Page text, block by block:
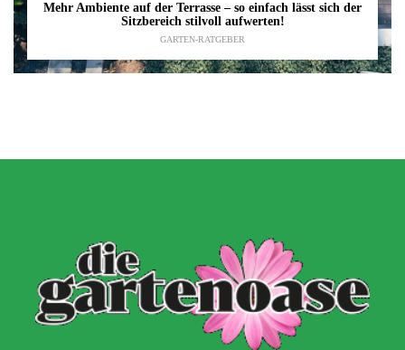
Mehr Ambiente auf der Terrasse – so einfach lässt sich der
Sitzbereich stilvoll aufwerten!
GARTEN-RATGEBER